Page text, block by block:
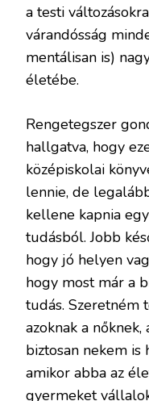
a testi
várandósság
mentálisan is)
életébe.
Rengetegszer
hallgatva, hogy
középiskolai
lennie, de
kellene kapnia
tudásból. Jobb
hogy jó helyen
hogy most már a
tudás. Szeretném
azoknak a
biztosan nekem is
amikor abba az
gyermeket